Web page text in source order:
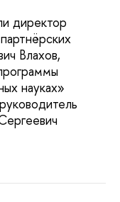
директор
Влахов,
науках»